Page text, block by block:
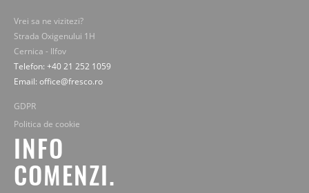
Vrei sa ne vizitezi?
Strada Oxigenului 1H
Cernica - Ilfov
Telefon: +40 21 252 1059
Email: office@fresco.ro
GDPR
Politica de cookie
INFO
COMENZI.